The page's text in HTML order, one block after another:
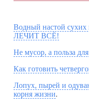
Водный настой сухих
ЛЕЧИТ ВСЁ!
Не мусор, а польза
Как готовить
Лопух, пырей и
корня жизни.